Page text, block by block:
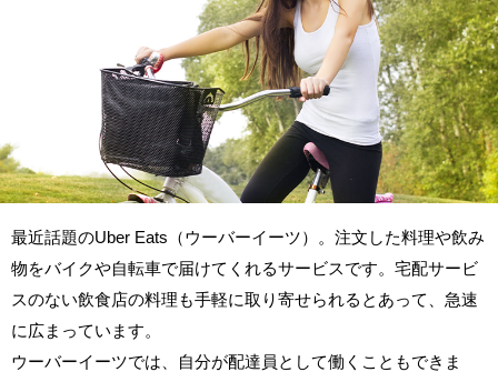
最近話題のUber Eats（ウーバーイーツ）。注文した料理や飲み
物をバイクや自転車で届けてくれるサービスです。宅配サービ
スのない飲食店の料理も手軽に取り寄せられるとあって、急速
に広まっています。
ウーバーイーツでは、自分が配達員として働くこともできま